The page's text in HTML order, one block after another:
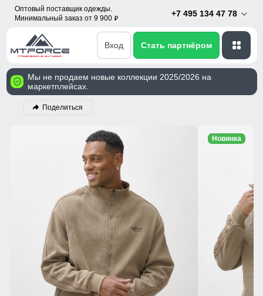
Оптовый поставщик одежды.
Минимальный заказ от 9 900 p
+7 495 134 47 78
Вход Стать партнёром
Мы не продаем новые коллекции 2025/2026 на
маркетплейсах.
Поделиться
Новинка